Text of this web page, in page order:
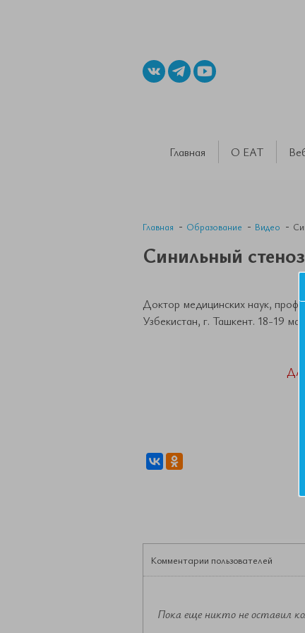
Главная О ЕАТ
Главная Образование Видео
Синильный
Доктор медицинских наук,
Узбекистан, г. Ташкент. 18-19 мая
Комментарии пользователей
Пока еще никто не оставил